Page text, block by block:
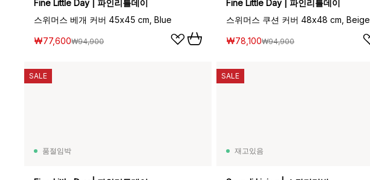
Fine Little Day | 파인리틀데이
스위머스 베개 커버 45x45 cm, Blue
₩77,600₩94,900
Fine Little Day | 파인리틀데이
스위머스 쿠션 커버 48x48 cm, Beige
₩78,100₩94,900
품절임박
SALE
재고있음
SALE